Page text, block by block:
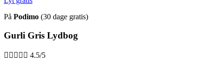
På Podimo (30 dage gratis)
Gurli Gris Lydbog
     4.5/5